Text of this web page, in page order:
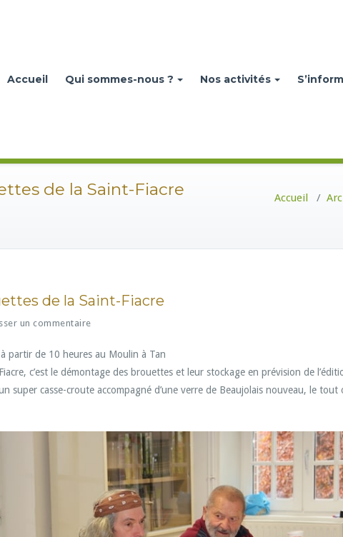
Accueil Qui sommes-nous ? Nos activités
de la Saint-Fiacre Accueil /
de la Saint-Fiacre
un commentaire
à partir de 10 heures au Moulin à Tan
c’est le démontage des brouettes et leur stockage en prévision de
super casse-croute accompagné d’une verre de Beaujolais nouveau, le